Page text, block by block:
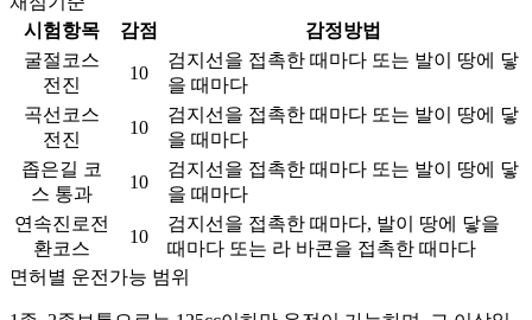
시험항목
감점
감정방법
굴절코스
전진
10
검지선을 접촉한 때마다 또는 발이 땅에 닿
을 때마다
곡선코스
전진
10
검지선을 접촉한 때마다 또는 발이 땅에 닿
을 때마다
좁은길 코
스 통과
10
검지선을 접촉한 때마다 또는 발이 땅에 닿
을 때마다
연속진로전
환코스
10
검지선을 접촉한 때마다, 발이 땅에 닿을
때마다 또는 라 바콘을 접촉한 때마다
면허별 운전가능 범위